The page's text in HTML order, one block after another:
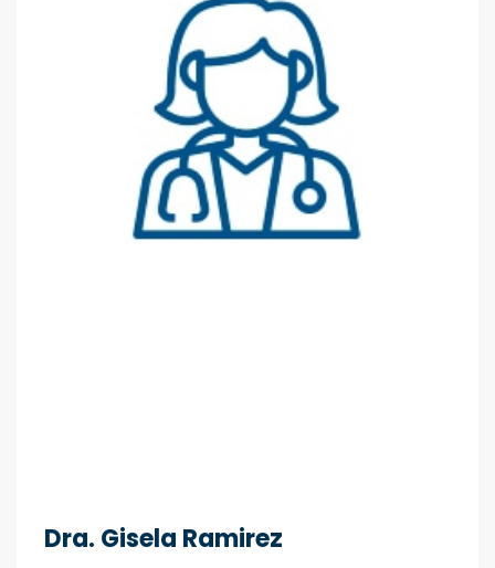
Dra. Gisela Ramirez